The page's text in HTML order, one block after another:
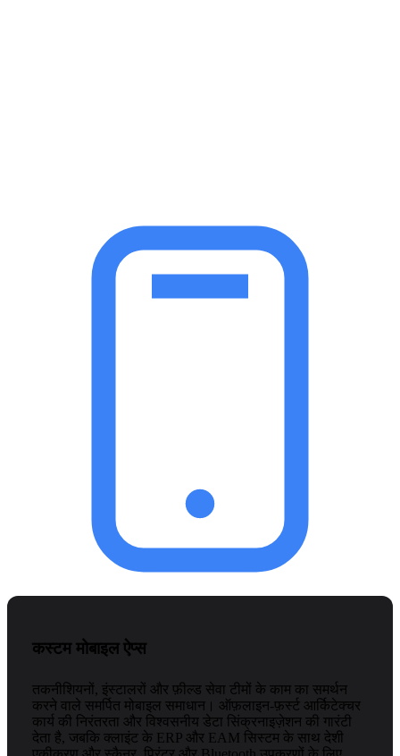
कस्टम मोबाइल ऐप्स
तकनीशियनों, इंस्टालरों और फ़ील्ड सेवा टीमों के काम का समर्थन
करने वाले समर्पित मोबाइल समाधान। ऑफ़लाइन-फ़र्स्ट आर्किटेक्चर
कार्य की निरंतरता और विश्वसनीय डेटा सिंक्रनाइज़ेशन की गारंटी
देता है, जबकि क्लाइंट के ERP और EAM सिस्टम के साथ देशी